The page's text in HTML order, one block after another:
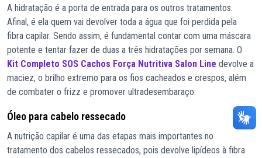
A hidratação é a porta de entrada para os outros tratamentos.
Afinal, é ela quem vai devolver toda a água que foi perdida pela
fibra capilar. Sendo assim, é fundamental contar com uma máscara
potente e tentar fazer de duas a três hidratações por semana. O
Kit Completo SOS Cachos Força Nutritiva Salon Line devolve a
maciez, o brilho extremo para os fios cacheados e crespos, além
de combater o frizz e promover ultradesembaraço.
Óleo para cabelo ressecado
A nutrição capilar é uma das etapas mais importantes no
tratamento dos cabelos ressecados, pois devolve lipídeos à fibra